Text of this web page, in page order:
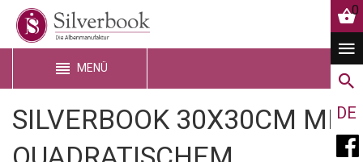
0
DE
MENÜ
SILVERBOOK 30X30CM MIT